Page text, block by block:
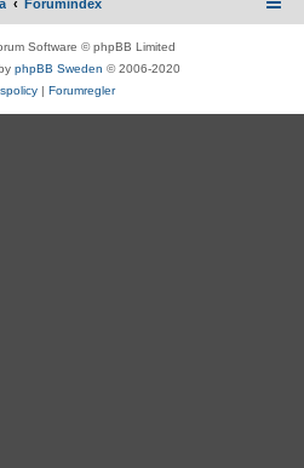
Forumindex
Software © phpBB Limited
phpBB Sweden © 2006-2020
| Forumregler